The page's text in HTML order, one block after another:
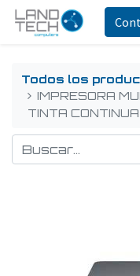
Todos los
IMPRESORA
TINTA